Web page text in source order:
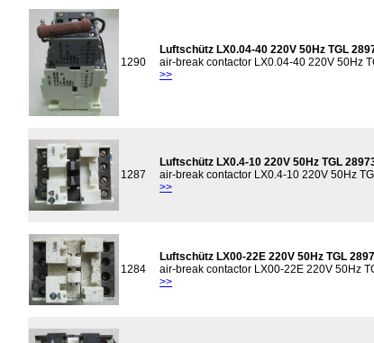
1290
Luftschütz LX0.04-40 220V 50Hz TGL
air-break contactor LX0.04-40 220V 50Hz
>>
1287
Luftschütz LX0.4-10 220V 50Hz TGL
air-break contactor LX0.4-10 220V 50Hz
>>
1284
Luftschütz LX00-22E 220V 50Hz TGL
air-break contactor LX00-22E 220V 50Hz
>>